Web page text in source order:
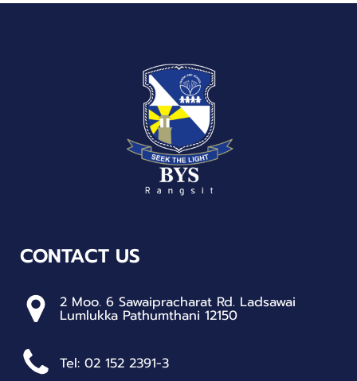
CONTACT US
2 Moo. 6 Sawaipracharat Rd. Ladsawai
Lumlukka Pathumthani 12150
Tel: 02 152 2391-3